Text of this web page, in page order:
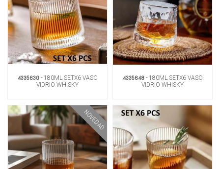
4335630- 180ML SETX6 VASO
VIDRIO WHISKY
4335648- 180ML SETX6 VASO
VIDRIO WHISKY
NOVEDAD